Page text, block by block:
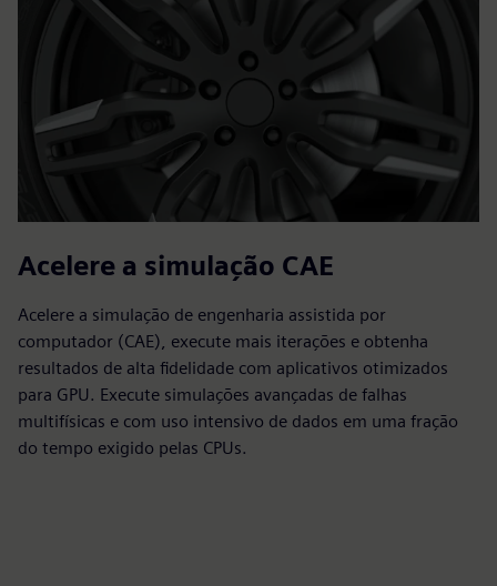
Acelere a simulação CAE
Acelere a simulação de engenharia assistida por
computador (CAE), execute mais iterações e obtenha
resultados de alta fidelidade com aplicativos otimizados
para GPU. Execute simulações avançadas de falhas
multifísicas e com uso intensivo de dados em uma fração
do tempo exigido pelas CPUs.